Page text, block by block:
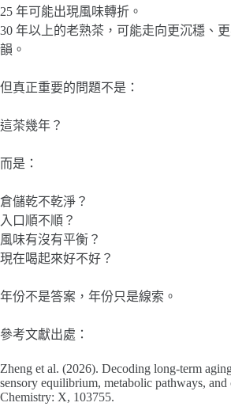
25 年可能出現風味轉折。
30 年以上的老熟茶，可能走向更沉穩、
韻。
但真正重要的問題不是：
這茶幾年？
而是：
倉儲乾不乾淨？
入口順不順？
風味有沒有平衡？
現在喝起來好不好？
年份不是答案，年份只是線索。
參考文獻出處：
Zheng et al. (2026). Decoding long-term
sensory equilibrium, metabolic pathways, and
Chemistry: X, 103755.